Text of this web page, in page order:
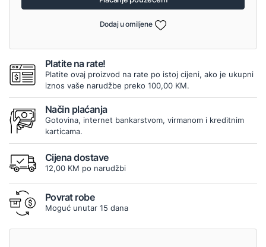
Dodaj u omiljene
Platite na rate!
Platite ovaj proizvod na rate po istoj cijeni, ako je ukupni
iznos vaše narudžbe preko 100,00 KM.
Način plaćanja
Gotovina, internet bankarstvom, virmanom i kreditnim
karticama.
Cijena dostave
12,00 KM po narudžbi
Povrat robe
Moguć unutar 15 dana